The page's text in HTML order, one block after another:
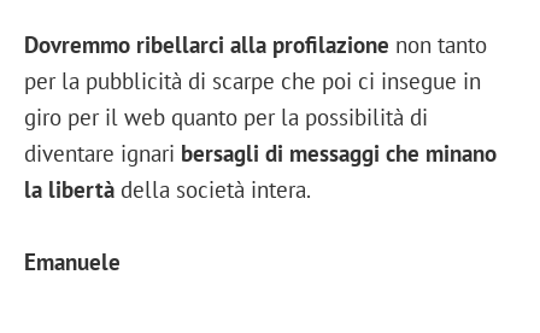
Dovremmo ribellarci alla profilazione non tanto
per la pubblicità di scarpe che poi ci insegue in
giro per il web quanto per la possibilità di
diventare ignari bersagli di messaggi che minano
la libertà della società intera.
Emanuele